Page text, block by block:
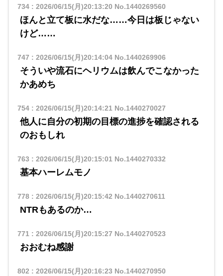
734: 2026/06/15(月)20:13:20 No.1440269560
ほんと立て板に水だな……今日は板じゃない
けど……
747 : 2026/06/15(月)20:14:04No.1440269906
そういや流石にヘリウムは飲んでこなかった
かあめち
754: 2026/06/15(月)20:14:21No.1440270027
他人に自分の初期の目標の進捗を確認される
のおもしれ
763 : 2026/06/15(月)20:15:01No.1440270332
基本ハーレムモノ
778: 2026/06/15(月)20:15:42 No.1440270611
NTRもあるのか…
771: 2026/06/15(月)20:15:27 No.1440270523
おおむね感謝
802 : 2026/06/15(月)20:16:23 No.1440270950